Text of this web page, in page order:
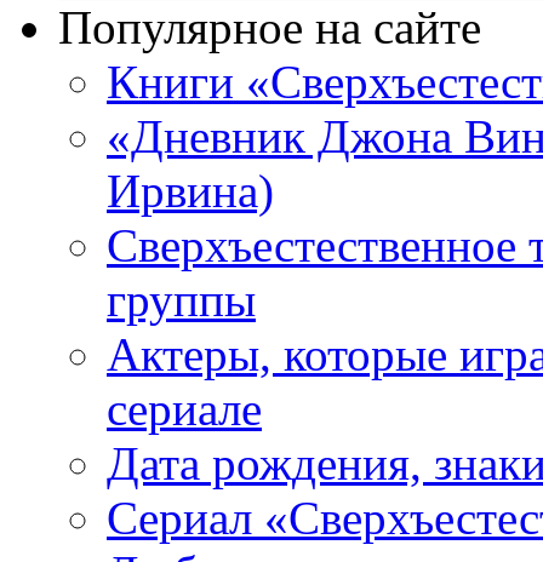
Популярное на сайте
Книги
«Дневник Джона
Ирвина)
Сверхъестественное
группы
Актеры, которые
сериале
Дата рождения,
Сериал